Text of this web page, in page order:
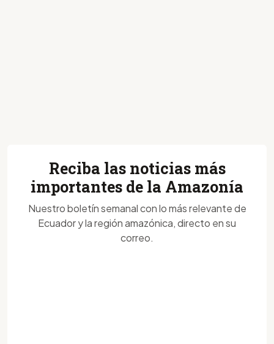
Reciba las noticias más
importantes de la Amazonía
Nuestro boletín semanal con lo más relevante de
Ecuador y la región amazónica, directo en su
correo.